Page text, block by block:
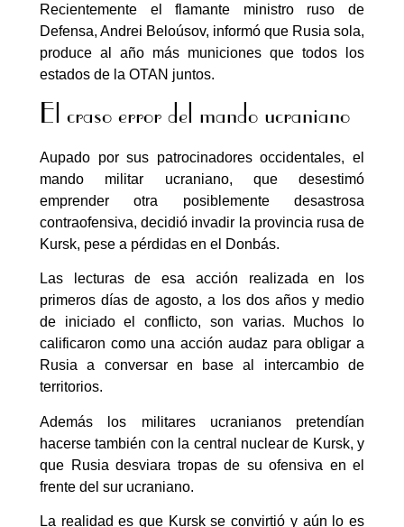
Recientemente el flamante ministro ruso de
Defensa, Andrei Beloúsov, informó que Rusia sola,
produce al año más municiones que todos los
estados de la OTAN juntos.
El craso error del mando ucraniano
Aupado por sus patrocinadores occidentales, el
mando militar ucraniano, que desestimó
emprender otra posiblemente desastrosa
contraofensiva, decidió invadir la provincia rusa de
Kursk, pese a pérdidas en el Donbás.
Las lecturas de esa acción realizada en los
primeros días de agosto, a los dos años y medio
de iniciado el conflicto, son varias. Muchos lo
calificaron como una acción audaz para obligar a
Rusia a conversar en base al intercambio de
territorios.
Además los militares ucranianos pretendían
hacerse también con la central nuclear de Kursk, y
que Rusia desviara tropas de su ofensiva en el
frente del sur ucraniano.
La realidad es que Kursk se convirtió y aún lo es